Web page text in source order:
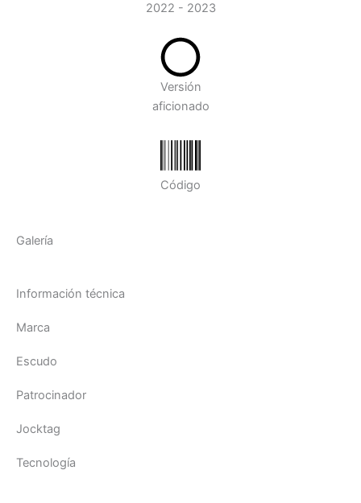
2022 - 2023
Versión
aficionado
Código
Galería
Información técnica
Marca
Escudo
Patrocinador
Jocktag
Tecnología